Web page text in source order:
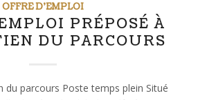
OFFRE D'EMPLOI
PRÉPOSÉ À
DU PARCOURS
du parcours Poste temps plein Situé